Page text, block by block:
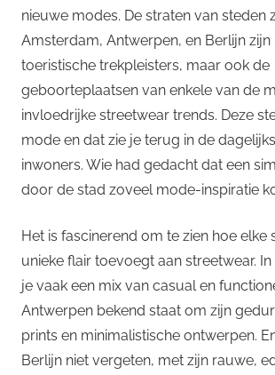
nieuwe modes. De straten van steden
Amsterdam, Antwerpen, en Berlijn zijn
toeristische trekpleisters, maar ook de
geboorteplaatsen van enkele van de
invloedrijke streetwear trends. Deze
mode en dat zie je terug in de
inwoners. Wie had gedacht dat een
door de stad zoveel mode-inspiratie
Het is fascinerend om te zien hoe elke
unieke flair toevoegt aan streetwear.
je vaak een mix van casual en
Antwerpen bekend staat om zijn
prints en minimalistische ontwerpen.
Berlijn niet vergeten, met zijn rauwe,